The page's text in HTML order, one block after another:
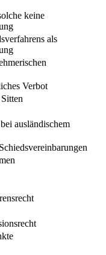
keine
als
Verbot
ausländischem